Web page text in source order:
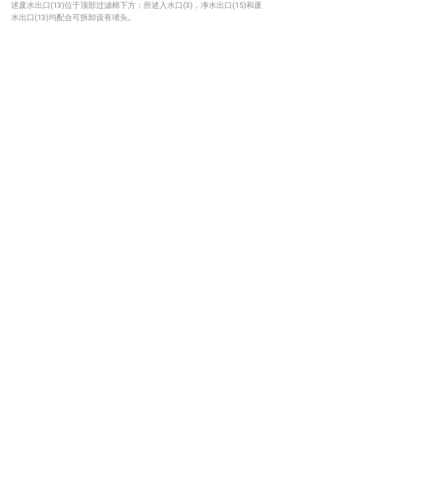
述废水出口(13)位于顶部过滤棉下方；所述入水口(3)，净水出口(15)和废
水出口(13)均配合可拆卸设有堵头。